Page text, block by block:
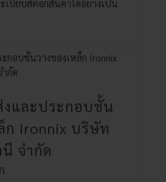
เบียบสต็อกสินค้าได้อย่างเป็น
งและประกอบชั้น
ก Ironnix บริษัท
จำกัด